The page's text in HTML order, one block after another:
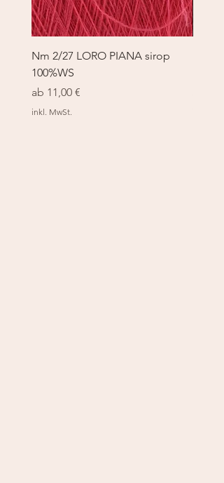
Nm 2/27 LORO PIANA sirop
100%WS
ab 11,00 €
Sale-Preis
inkl. MwSt.